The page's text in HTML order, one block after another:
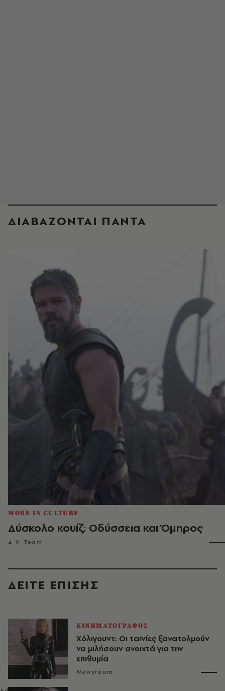
ΔΙΑΒΑΖΟΝΤΑΙ ΠΑΝΤΑ
MORE IN CULTURE
Δύσκολο κουίζ: Οδύσσεια και Όμηρος
A.V. Team
ΔΕΙΤΕ ΕΠΙΣΗΣ
ΚΙΝΗΜΑΤΟΓΡΑΦΟΣ
Χόλιγουντ: Οι ταινίες ξανατολμούν
να μιλήσουν ανοιχτά για την
επιθυμία
Newsroom